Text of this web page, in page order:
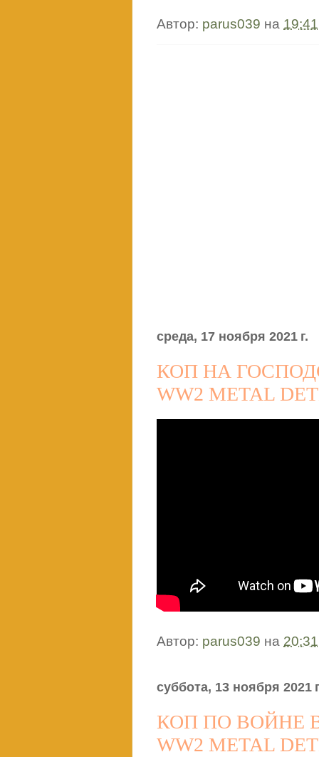
Автор: parus039 на 19:41
среда, 17 ноября 2021 г.
КОП НА
WW2 METAL
Автор: parus039 на 20:31
суббота, 13 ноября 2021
КОП ПО ВОЙНЕ
WW2 METAL